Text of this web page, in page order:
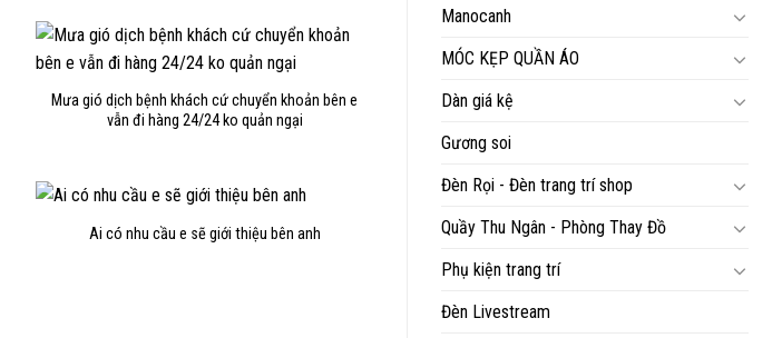
Manocanh
MÓC KẸP QUẦN ÁO
Dàn giá kệ
Gương soi
Đèn Rọi - Đèn trang trí shop
Quầy Thu Ngân - Phòng Thay Đồ
Phụ kiện trang trí
Đèn Livestream
Mưa gió dịch bệnh khách cứ chuyển khoản bên e
vẫn đi hàng 24/24 ko quản ngại
Ai có nhu cầu e sẽ giới thiệu bên anh